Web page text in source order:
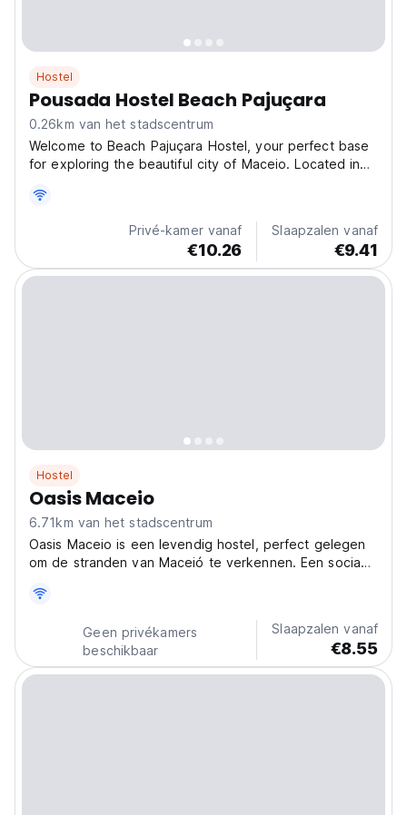
Hostel
Pousada Hostel Beach Pajuçara
0.26km van het stadscentrum
Welcome to Beach Pajuçara Hostel, your perfect base
for exploring the beautiful city of Maceio. Located in
walk from Pajucara Beach and the famous Natural
Pools, offering easy access to one of Brazil's...
Privé-kamer vanaf
€10.26
Slaapzalen vanaf
€9.41
Hostel
Oasis Maceio
6.71km van het stadscentrum
Oasis Maceio is een levendig hostel, perfect gelegen
om de stranden van Maceió te verkennen. Een sociaal
avontuur en ontspanning. (Auto-translated from original
Geen privékamers
beschikbaar
Slaapzalen vanaf
€8.55